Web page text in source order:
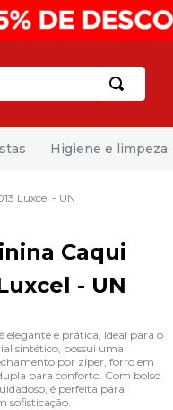
Higiene e limpeza
Luxcel - UN
Caqui
- UN
elegante e prática, ideal para o
sintético, possui uma
por zíper, forro em
para conforto. Com bolso
é perfeita para
sofisticação.